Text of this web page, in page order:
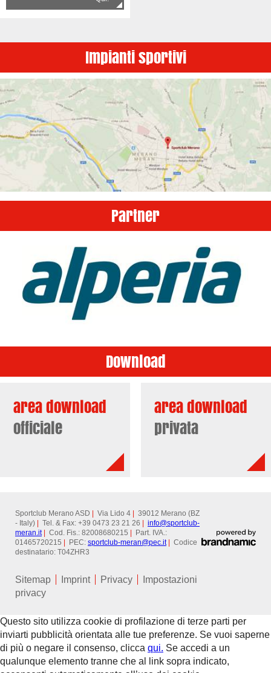
Impianti sportivi
Partner
Download
area download
officiale
area download
privata
Sportclub Merano ASD Via Lido 4
39012 Merano (BZ
- Italy)
Tel. & Fax: +39 0473 23 21 26 info@sportclub-
meran.it
Cod. Fis.: 82008680215
Part. IVA.:
01465720215
PEC: sportclub-meran@pec.it
Codice
destinatario: T04ZHR3
Sitemap Imprint Privacy
Impostazioni
privacy
Questo sito utilizza cookie di profilazione di terze parti per
inviarti pubblicità orientata alle tue preferenze. Se vuoi saperne
di più o negare il consenso, clicca qui. Se accedi a un
qualunque elemento tranne che al link sopra indicato,